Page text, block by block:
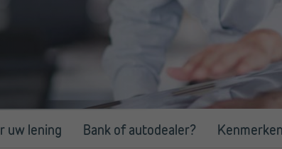
uw lening Bank of autodealer? Kenmerken